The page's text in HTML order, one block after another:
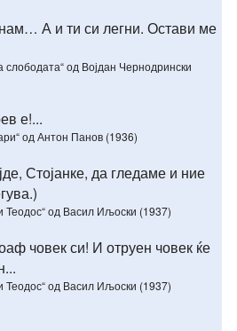
А и ти си легни. Остави ме
слободата“ од Војдан Чернодрински
е!...
од Антон Панов (1936)
Стојанке, да гледаме и ние
Теодос“ од Васил Иљоски (1937)
човек си! И отруен човек ќе
Теодос“ од Васил Иљоски (1937)